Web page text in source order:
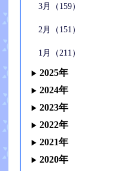
3月（159）
2月（151）
1月（211）
2025年
2024年
2023年
2022年
2021年
2020年